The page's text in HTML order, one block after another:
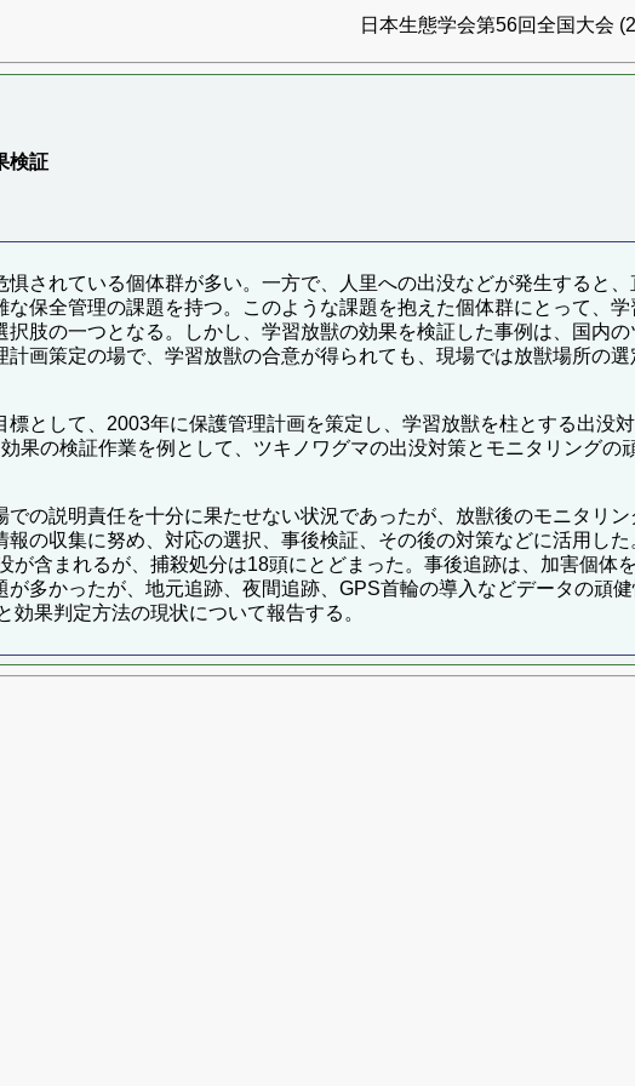
日本生態学会第56回全国大会
検証
されている個体群が多い。一方で、人里への出没などが発生すると
保全管理の課題を持つ。このような課題を抱えた個体群にとって、
肢の一つとなる。しかし、学習放獣の効果を検証した事例は、国内
画策定の場で、学習放獣の合意が得られても、現場では放獣場所の
として、2003年に保護管理計画を策定し、学習放獣を柱とする出没
果の検証作業を例として、ツキノワグマの出没対策とモニタリングの
の説明責任を十分に果たせない状況であったが、放獣後のモニタリ
の収集に努め、対応の選択、事後検証、その後の対策などに活用し
が含まれるが、捕殺処分は18頭にとどまった。事後追跡は、加害個体
多かったが、地元追跡、夜間追跡、GPS首輪の導入などデータの頑
果判定方法の現状について報告する。